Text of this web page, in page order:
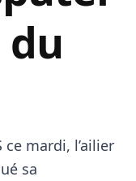
du
mardi, l’ailier
sa